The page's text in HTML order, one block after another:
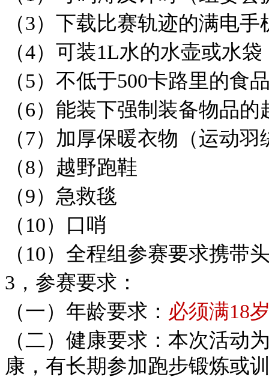
（3）下载比赛轨迹的满电
（4）可装1L水的水壶或水袋
（5）不低于500卡路里的食
（6）能装下强制装备物品的
（7）加厚保暖衣物（运动羽
（8）越野跑鞋
（9）急救毯
（10）口哨
（10）全程组参赛要求携带
3，参赛要求：
（一）年龄要求： 必须满18
（二）健康要求：本次活动
康，有长期参加跑步锻炼或